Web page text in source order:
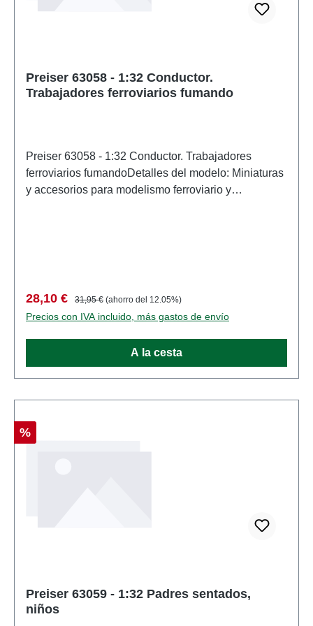
Preiser 63058 - 1:32 Conductor.
Trabajadores ferroviarios fumando
Preiser 63058 - 1:32 Conductor. Trabajadores
ferroviarios fumandoDetalles del modelo: Miniaturas
y accesorios para modelismo ferroviario y
funcionales. Características: Fabricante:
PreiserNúmero de artículo: 63058numero de piezas:
Conjunto de varias piezasEAN: 4041032630588tipo
de producto: Cifrasescala: 1:32Recomendación de
Precio de venta:
28,10 € Precio normal:
31,95 € (ahorro del 12.05%)
Precios con IVA incluido, más gastos de envío
A la cesta
Descuento
%
Preiser 63059 - 1:32 Padres sentados,
niños